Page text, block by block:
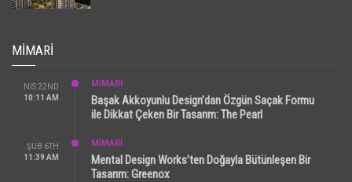
MIMARI
NIS 22ND
10:11 AM
MİMARİ
Başak Akkoyunlu Design’dan Özgün Saçak Formu
ile Dikkat Çeken Bir Tasarım: The Pearl
ŞUB 6TH
11:39 AM
MİMARİ
Mental Design Works’ten Doğayla Bütünleşen Bir
Tasarım: Greenox